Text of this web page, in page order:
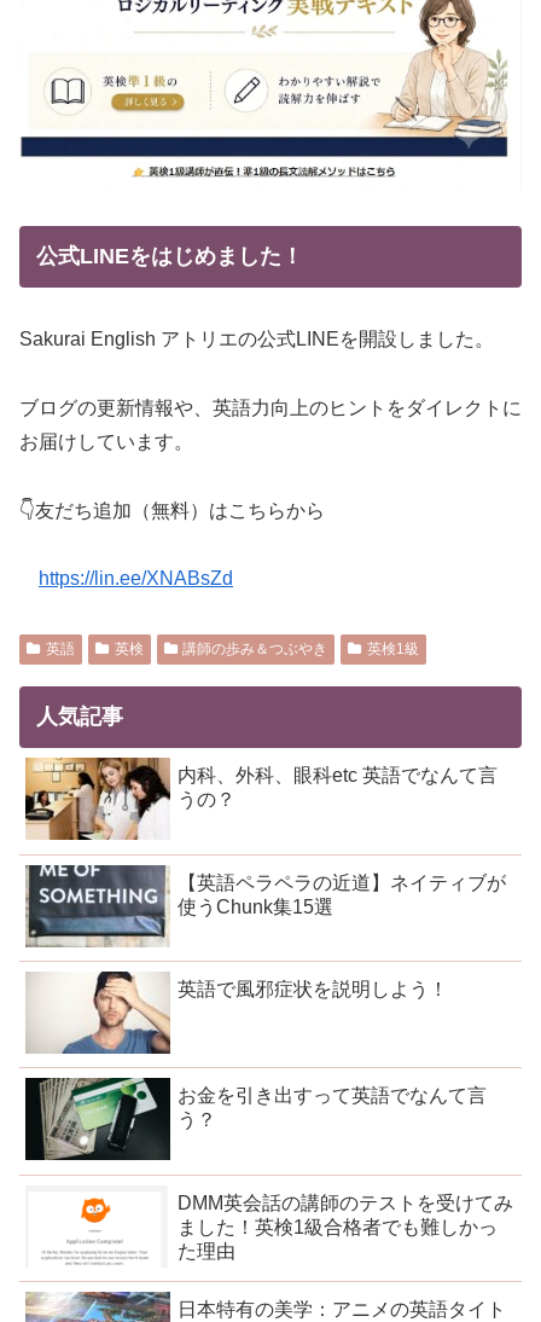
公式LINEをはじめました！
Sakurai English アトリエの公式LINEを開設しました。
ブログの更新情報や、英語力向上のヒントをダイレクトに
お届けしています。
👇友だち追加（無料）はこちらから
https://lin.ee/XNABsZd
英語 英検 講師の歩み＆つぶやき 英検1級
人気記事
内科、外科、眼科etc 英語でなんて言
うの？
【英語ペラペラの近道】ネイティブが
使うChunk集15選
英語で風邪症状を説明しよう！
お金を引き出すって英語でなんて言
う？
DMM英会話の講師のテストを受けてみ
ました！英検1級合格者でも難しかっ
た理由
日本特有の美学：アニメの英語タイト